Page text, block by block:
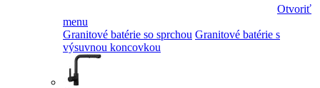
Otvoriť
menu
Granitové batérie so sprchou Granitové batérie s
výsuvnou koncovkou